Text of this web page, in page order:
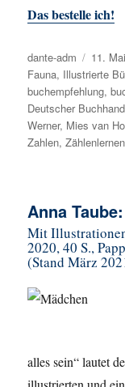
Das bestelle ich!
Autor
dante-adm
am
11.
Fauna, Illustrierte
buchempfehlung,
Deutscher
Werner, Mies van
Zahlen,Zählenlernen
Anna
Mit
2020, 40 S.,
(Stand März
alles sein“ lautet